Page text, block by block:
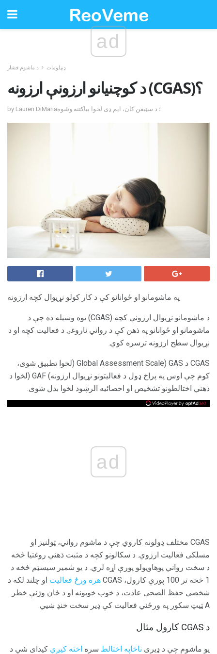
ad
ډیپلومات د ماشوم فشار
د کوچنيانو ارزونې ارزونه (CGAS)؟
by Lauren DiMaria؛ د سټیفن ګان، ایم ډی لخوا بیاکتنه وشوه
په ماشومانو او ځوانانو کې د کار کولو نړیوال کچه ارزونه
د ماشومانو نړیوال ارزونې کچه (CGAS) یوه وسیله ده چې د
ماشومانو او ځوانانو په ذهن کې د رواني ناروغۍ د فعالیت کچه ​​او د
نړیوال سطح ارزونه ترسره کوي.
CGAS د Global Assessment Scale) GAS (لخوا تطبیق شوی،
کوم چې اوس په پراخ ډول د فعالیتونو نړیوال ارزونه) GAF (لخوا د
ذهني اختالطونو تشخیص او احصائیه الرښود لخوا بدل شوی.
ad
CGAS مختلف ډولونه کاروي چې د ماشوم رواني، ټولنیز او
مسلکی فعالیت ارزوي. د سکالونو کچه د مثبت ذهني روغتیا څخه
د سخت رواني پوهاويولو پورې اړه لري. د یو شمیر سیسټم څخه د
1 څخه تر 100 پورې کارول، CGAS
هره ورځ فعالیت او چلند لکه د
شخصي حفظ الصحې عادت، د خوب خوبونه او د ځان وژنې خطر.
A ټیټ سکور په ورځني فعالیت کې ډیر سخت خنډ ښیي.
د CGAS کارول مثال
یو ماشوم چې د ډیری ناڅاپه اختالط سره اخته کیږي کیدای شي د